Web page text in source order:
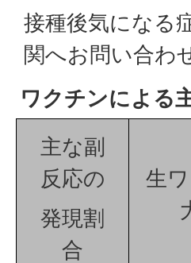
接種後気になる
関へお問い合わ
ワクチンによる
主な副
反応の
発現割
合
生